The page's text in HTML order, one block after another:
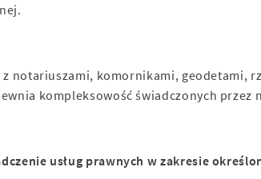
z notariuszami, komornikami, geodetami,
kompleksowość świadczonych przez
usług prawnych w zakresie